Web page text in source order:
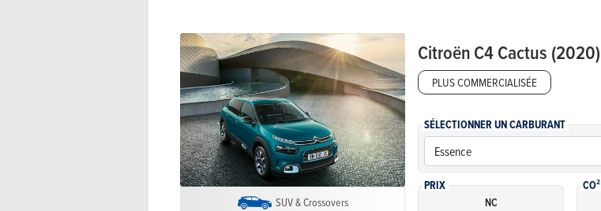
SUV & Crossovers
CitroënC4 Cactus (2020)
PLUS COMMERCIALISÉE
SÉLECTIONNER UN CARBURANT
PRIX
NC
CO²